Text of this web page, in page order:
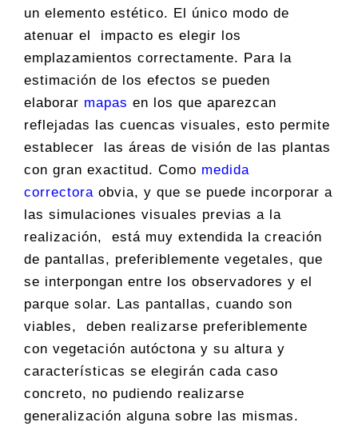
un elemento estético. El único modo de
atenuar el impacto es elegir los
emplazamientos correctamente. Para la
estimación de los efectos se pueden
elaborar mapas en los que aparezcan
reflejadas las cuencas visuales, esto permite
establecer las áreas de visión de las plantas
con gran exactitud. Como medida
correctoraobvia, y que se puede incorporar a
las simulaciones visuales previas a la
realización, está muy extendida la creación
de pantallas, preferiblemente vegetales, que
se interpongan entre los observadores y el
parque solar. Las pantallas, cuando son
viables, deben realizarse preferiblemente
con vegetación autóctona y su altura y
características se elegirán cada caso
concreto, no pudiendo realizarse
generalización alguna sobre las mismas.